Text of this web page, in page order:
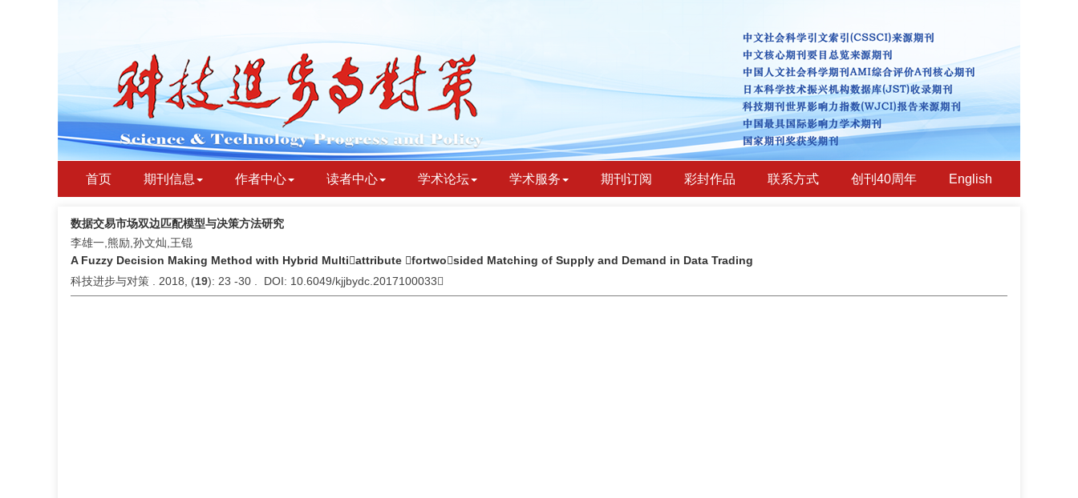
首页 期刊信息 作者中心 读者中心 学术论坛 学术服务 期刊订阅 彩封作品 联系方式 创刊40周年 English
数据交易市场双边匹配模型与决策方法研究
李雄一,熊励,孙文灿,王锟
A Fuzzy Decision Making Method with Hybrid Multiattribute fortwosided Matching of Supply and Demand in Data Trading
科技进步与对策 . 2018, (19): 23 -30 . DOI: 10.6049/kjjbydc.2017100033